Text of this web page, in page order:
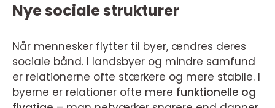
Nye sociale strukturer
Når mennesker flytter til byer, ændres deres
sociale bånd. I landsbyer og mindre samfund
er relationerne ofte stærkere og mere stabile. I
byerne er relationer ofte mere funktionelle og